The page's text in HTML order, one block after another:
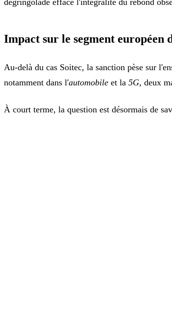
Impact sur le segment européen
Au-delà du cas Soitec, la sanction pèse sur
notamment dans l'automobile et la 5G, deux
À court terme, la question est désormais de